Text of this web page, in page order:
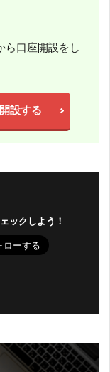
ら口座開設をし
設する
ックしよう！